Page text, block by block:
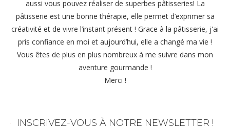
aussi vous pouvez réaliser de superbes pâtisseries! La
pâtisserie est une bonne thérapie, elle permet d’exprimer sa
créativité et de vivre l’instant présent ! Grace à la pâtisserie, j'ai
pris confiance en moi et aujourd’hui, elle a changé ma vie !
Vous êtes de plus en plus nombreux à me suivre dans mon
aventure gourmande !
Merci !
INSCRIVEZ-VOUS À NOTRE NEWSLETTER !